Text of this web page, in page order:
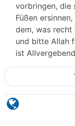
vorbringen, die
Füßen
dem, was recht
und bitte Allah
ist